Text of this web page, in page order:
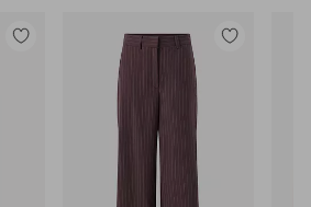
Lägg
Lägg